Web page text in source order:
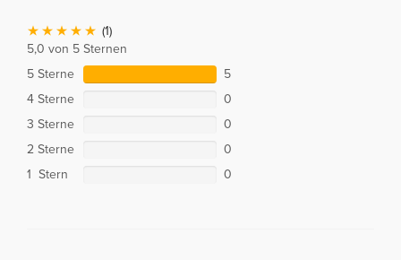
(1)
5,0 von 5 Sternen
5 Sterne
5
4 Sterne
0
3 Sterne
0
2 Sterne
0
1 Stern
0